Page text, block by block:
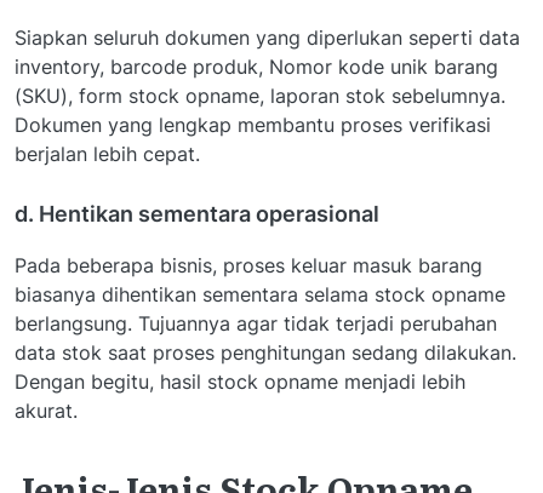
Siapkan seluruh dokumen yang diperlukan seperti data
inventory, barcode produk, Nomor kode unik barang
(SKU), form stock opname, laporan stok sebelumnya.
Dokumen yang lengkap membantu proses verifikasi
berjalan lebih cepat.
d. Hentikan sementara operasional
Pada beberapa bisnis, proses keluar masuk barang
biasanya dihentikan sementara selama stock opname
berlangsung. Tujuannya agar tidak terjadi perubahan
data stok saat proses penghitungan sedang dilakukan.
Dengan begitu, hasil stock opname menjadi lebih
akurat.